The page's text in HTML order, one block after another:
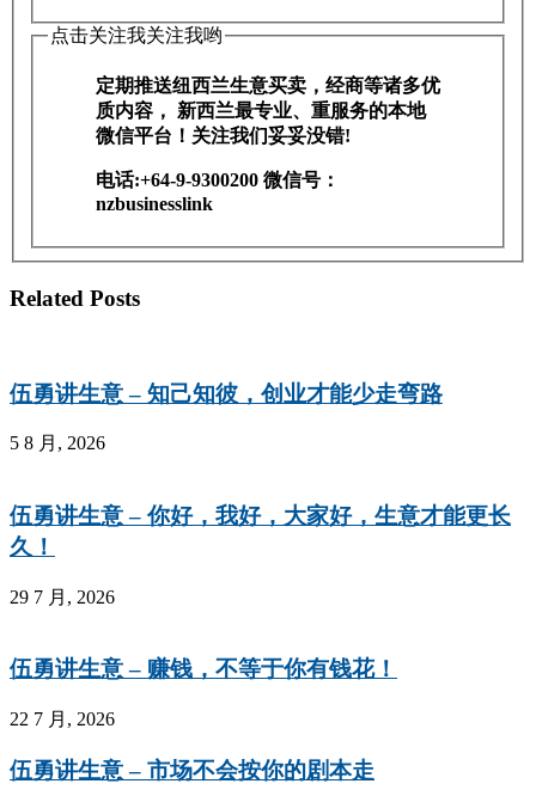
点击关注我关注我哟
定期推送纽西兰生意买卖，经商等诸多优
质内容， 新西兰最专业、重服务的本地
微信平台！关注我们妥妥没错!
电话:+64-9-9300200 微信号：
nzbusinesslink
Related Posts
伍勇讲生意 – 知己知彼，创业才能少走弯路
5 8 月, 2026
伍勇讲生意 – 你好，我好，大家好，生意才能更长
久！
29 7 月, 2026
伍勇讲生意 – 赚钱，不等于你有钱花！
22 7 月, 2026
伍勇讲生意 – 市场不会按你的剧本走